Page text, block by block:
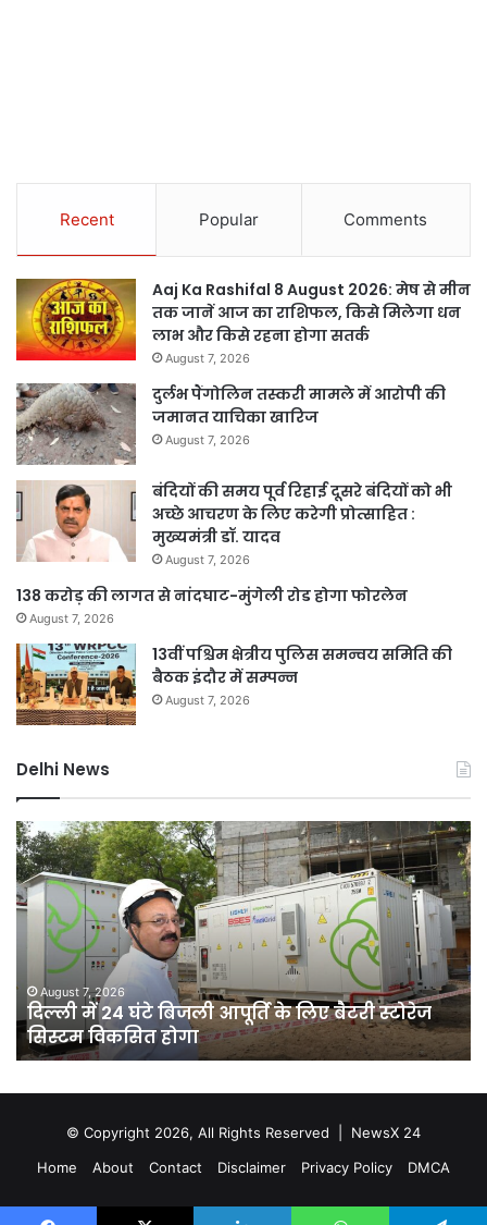
Recent Popular Comments
Aaj Ka Rashifal 8 August 2026: मेष से मीन
तक जानें आज का राशिफल, किसे मिलेगा धन
लाभ और किसे रहना होगा सतर्क
August 7, 2026
दुर्लभ पैंगोलिन तस्करी मामले में आरोपी की
जमानत याचिका खारिज
August 7, 2026
बंदियों की समय पूर्व रिहाई दूसरे बंदियों को भी
अच्छे आचरण के लिए करेगी प्रोत्साहित :
मुख्यमंत्री डॉ. यादव
August 7, 2026
138 करोड़ की लागत से नांदघाट-मुंगेली रोड होगा फोरलेन
August 7, 2026
13वीं पश्चिम क्षेत्रीय पुलिस समन्वय समिति की
बैठक इंदौर में सम्पन्न
August 7, 2026
Delhi News
दिल्ली
में
24
घंटे
बिजली
लिए
बैटरी
स्टोरेज
सिस्टम
August 7, 2026
दिल्ली में 24 घंटे बिजली आपूर्ति के लिए बैटरी स्टोरेज
सिस्टम विकसित होगा
में
पर
© Copyright 2026, All Rights Reserved | NewsX 24
Home
About Contact Disclaimer Privacy Policy DMCA